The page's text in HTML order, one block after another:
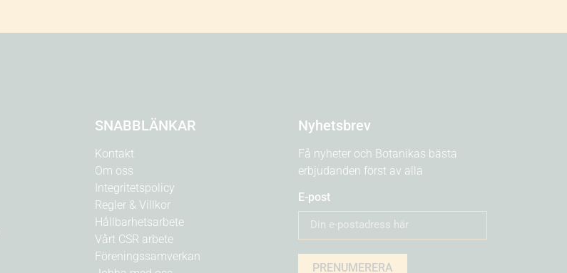
SNABBLÄNKAR
Kontakt
Om oss
Integritetspolicy
Regler & Villkor
Hållbarhetsarbete
Vårt CSR arbete
Föreningssamverkan
Nyhetsbrev
Få nyheter och Botanikas bästa
erbjudanden först av alla
E-post
PRENUMERERA